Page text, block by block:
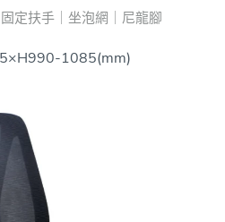
定扶手｜坐泡網｜尼龍腳
1085(mm)